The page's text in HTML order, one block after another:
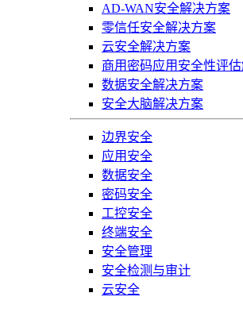
AD-WAN安全解决方案
零信任安全解决方案
云安全解决方案
商用密码应用安全性评
数据安全解决方案
安全大脑解决方案
边界安全
应用安全
数据安全
密码安全
工控安全
终端安全
安全管理
安全检测与审计
云安全